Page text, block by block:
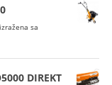
sa
DIREKT